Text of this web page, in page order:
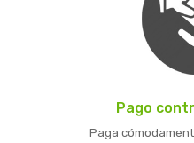
Pago
Paga